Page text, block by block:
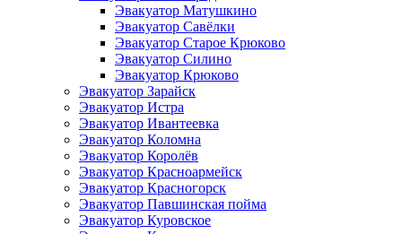
Эвакуатор Матушкино
Эвакуатор Савёлки
Эвакуатор Старое Крюково
Эвакуатор Силино
Эвакуатор Крюково
Эвакуатор Зарайск
Эвакуатор Истра
Эвакуатор Ивантеевка
Эвакуатор Коломна
Эвакуатор Королёв
Эвакуатор Красноармейск
Эвакуатор Красногорск
Эвакуатор Павшинская пойма
Эвакуатор Куровское